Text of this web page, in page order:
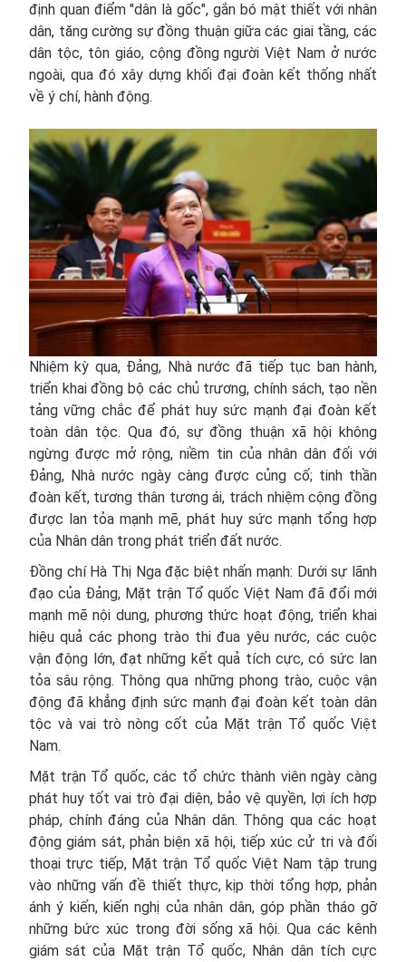
định quan điểm "dân là gốc", gắn bó mật thiết với nhân
dân, tăng cường sự đồng thuận giữa các giai tầng, các
dân tộc, tôn giáo, cộng đồng người Việt Nam ở nước
ngoài, qua đó xây dựng khối đại đoàn kết thống nhất
về ý chí, hành động.
Nhiệm kỳ qua, Đảng, Nhà nước đã tiếp tục ban hành,
triển khai đồng bộ các chủ trương, chính sách, tạo nền
tảng vững chắc để phát huy sức mạnh đại đoàn kết
toàn dân tộc. Qua đó, sự đồng thuận xã hội không
ngừng được mở rộng, niềm tin của nhân dân đối với
Đảng, Nhà nước ngày càng được củng cố; tinh thần
đoàn kết, tương thân tương ái, trách nhiệm cộng đồng
được lan tỏa mạnh mẽ, phát huy sức mạnh tổng hợp
của Nhân dân trong phát triển đất nước.
Đồng chí Hà Thị Nga đặc biệt nhấn mạnh: Dưới sự lãnh
đạo của Đảng, Mặt trận Tổ quốc Việt Nam đã đổi mới
mạnh mẽ nội dung, phương thức hoạt động, triển khai
hiệu quả các phong trào thi đua yêu nước, các cuộc
vận động lớn, đạt những kết quả tích cực, có sức lan
tỏa sâu rộng. Thông qua những phong trào, cuộc vận
động đã khẳng định sức mạnh đại đoàn kết toàn dân
tộc và vai trò nòng cốt của Mặt trận Tổ quốc Việt
Nam.
Mặt trận Tổ quốc, các tổ chức thành viên ngày càng
phát huy tốt vai trò đại diện, bảo vệ quyền, lợi ích hợp
pháp, chính đáng của Nhân dân. Thông qua các hoạt
động giám sát, phản biện xã hội, tiếp xúc cử tri và đối
thoại trực tiếp, Mặt trận Tổ quốc Việt Nam tập trung
vào những vấn đề thiết thực, kịp thời tổng hợp, phản
ánh ý kiến, kiến nghị của nhân dân, góp phần tháo gỡ
những bức xúc trong đời sống xã hội. Qua các kênh
giám sát của Mặt trận Tổ quốc, Nhân dân tích cực